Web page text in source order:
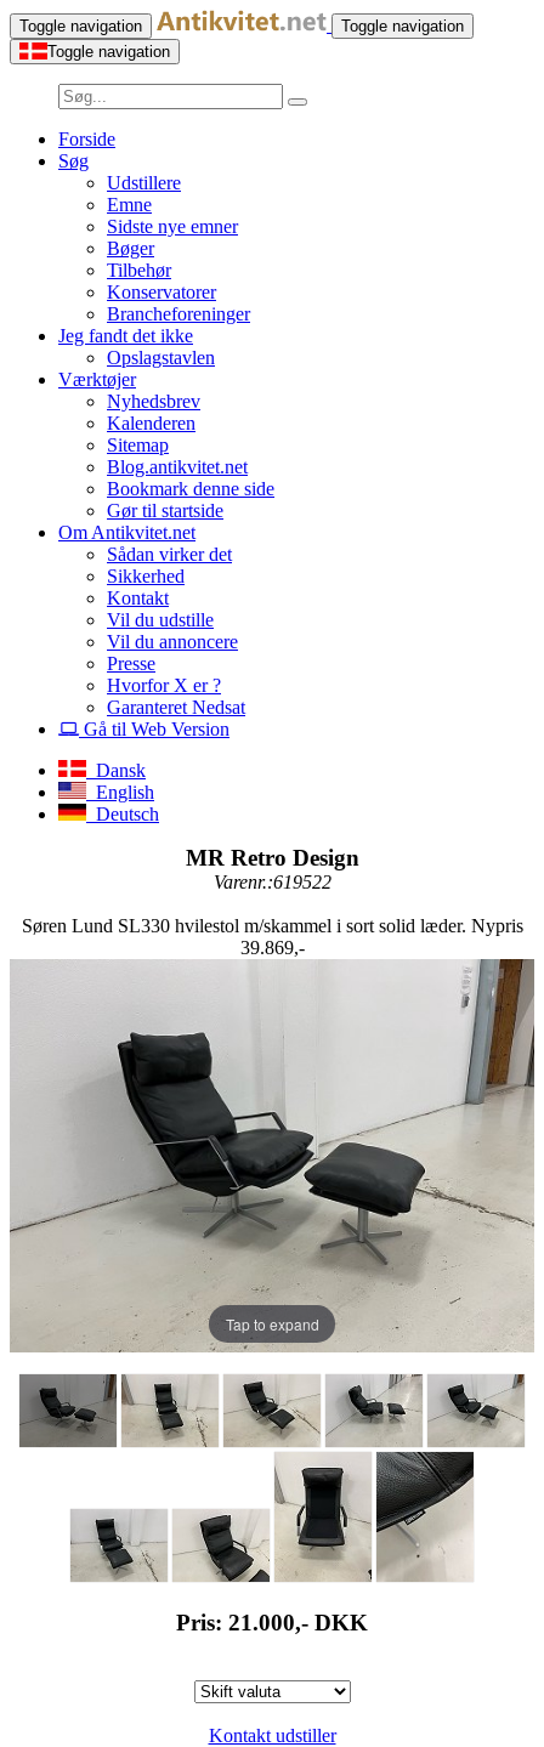
Toggle navigation
Toggle navigation
Toggle navigation
Forside
Søg
Udstillere
Emne
Sidste nye emner
Bøger
Tilbehør
Konservatorer
Brancheforeninger
Jeg fandt det ikke
Opslagstavlen
Værktøjer
Nyhedsbrev
Kalenderen
Sitemap
Blog.antikvitet.net
Bookmark denne side
Gør til startside
Om Antikvitet.net
Sådan virker det
Sikkerhed
Kontakt
Vil du udstille
Vil du annoncere
Presse
Hvorfor X er ?
Garanteret Nedsat
Gå til Web Version
Dansk
English
Deutsch
MR Retro Design
Varenr.:619522
Søren Lund SL330 hvilestol m/skammel i sort solid læder. Nypris
39.869,-
Tap to expand
Pris: 21.000,- DKK
Kontakt udstiller